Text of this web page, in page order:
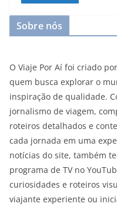
Sobre nós
O Viaje Por Aí foi criado
quem busca explorar o
inspiração de qualidade.
jornalismo de viagem,
roteiros detalhados e
cada jornada em uma
notícias do site, também
programa de TV no
curiosidades e roteiros
viajante experiente ou